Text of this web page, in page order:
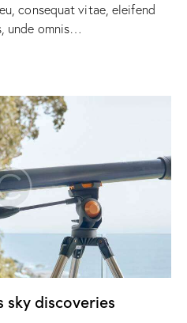
consequat vitae, eleifend
unde omnis…
sky discoveries